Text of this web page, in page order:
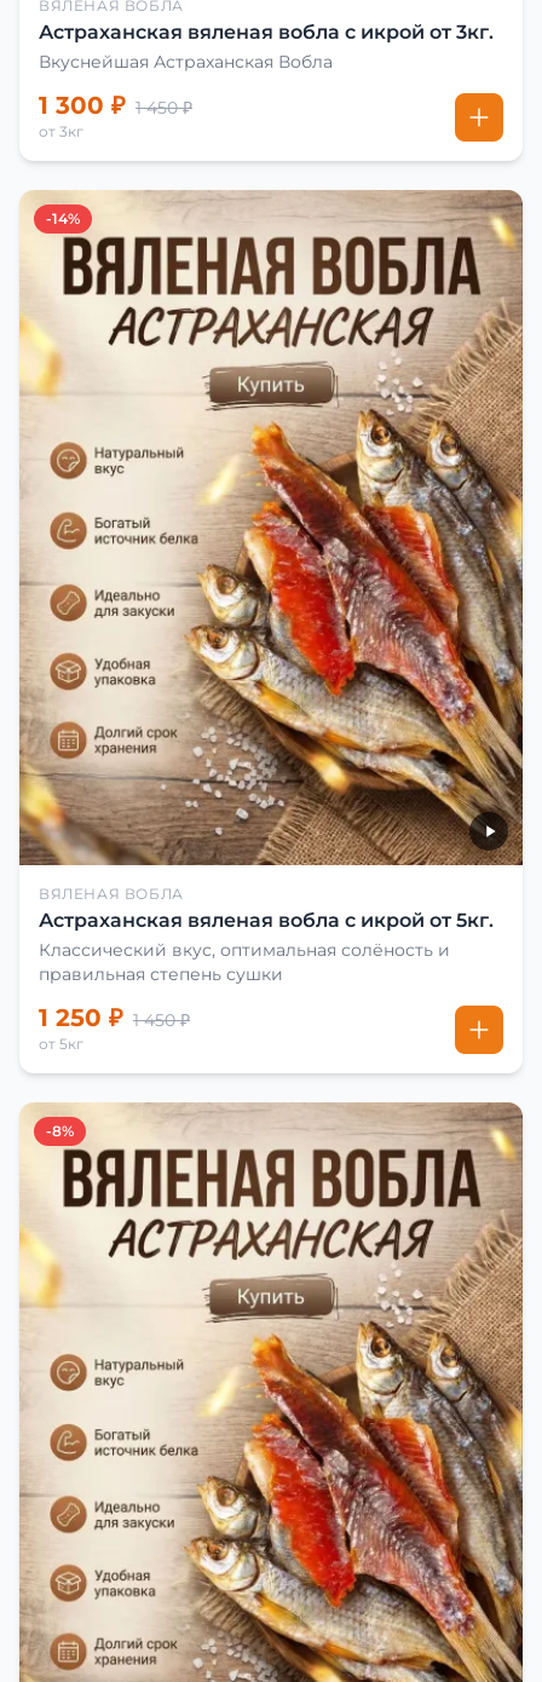
ВЯЛЕНАЯ ВОБЛА
Астраханская вяленая вобла с икрой от 3кг.
Вкуснейшая Астраханская Вобла
1 300 ₽ 1 450 ₽
от 3кг
-14%
ВЯЛЕНАЯ ВОБЛА
Астраханская вяленая вобла с икрой от 5кг.
Классический вкус, оптимальная солёность и
правильная степень сушки
1 250 ₽ 1 450 ₽
от 5кг
-8%